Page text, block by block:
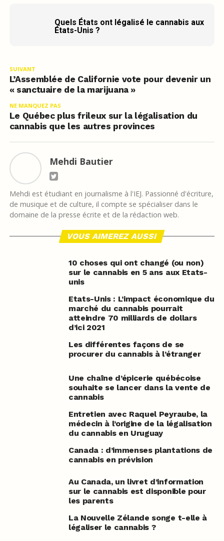
Quels États ont légalisé le cannabis aux
États-Unis ?
SUIVANT
L’Assemblée de Californie vote pour devenir un
« sanctuaire de la marijuana »
NE MANQUEZ PAS
Le Québec plus frileux sur la légalisation du
cannabis que les autres provinces
Mehdi Bautier
Mehdi est étudiant en journalisme à l'IEJ. Passionné d'écriture,
de musique et de culture, il compte se spécialiser dans le
domaine de la presse écrite et de la rédaction web.
VOUS AIMEREZ AUSSI
10 choses qui ont changé (ou non)
sur le cannabis en 5 ans aux Etats-
unis
Etats-Unis : L’impact économique du
marché du cannabis pourrait
atteindre 70 milliards de dollars
d’ici 2021
Les différentes façons de se
procurer du cannabis à l’étranger
Une chaîne d’épicerie québécoise
souhaite se lancer dans la vente de
cannabis
Entretien avec Raquel Peyraube, la
médecin à l’origine de la légalisation
du cannabis en Uruguay
Canada : d’immenses plantations de
cannabis en prévision
Au Canada, un livret d’information
sur le cannabis est disponible pour
les parents
La Nouvelle Zélande songe t-elle à
légaliser le cannabis ?